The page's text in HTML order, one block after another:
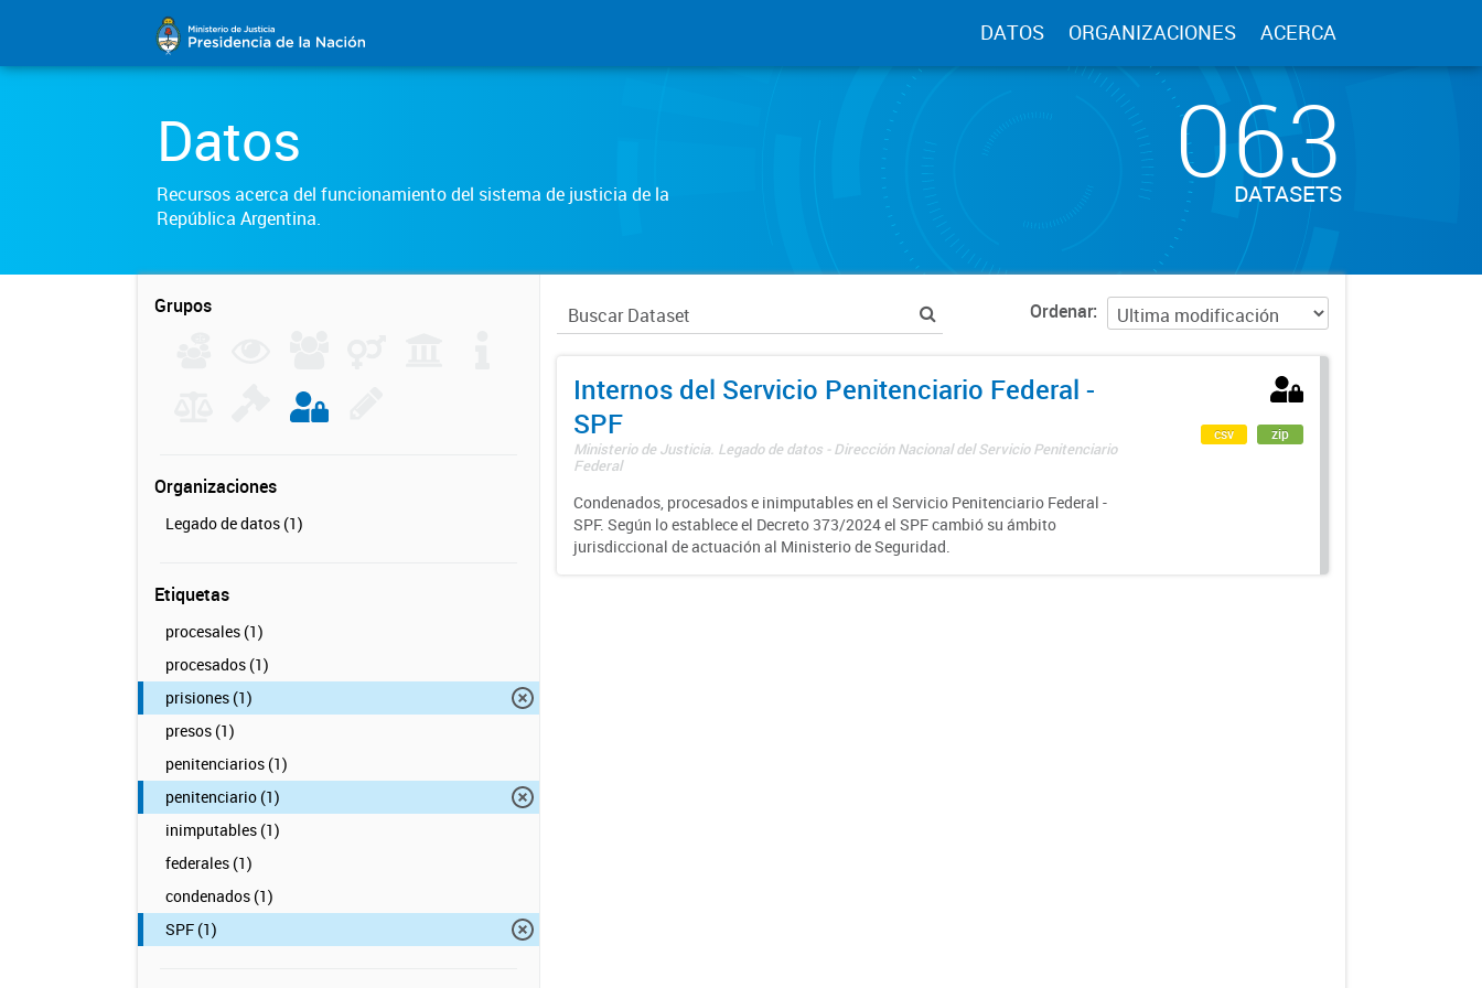
DATOS ORGANIZACIONES ACERCA
Datos
Recursos acerca del funcionamiento del sistema de justicia de la
República Argentina.
063
DATASETS
Grupos
Organizaciones
Legado de datos (1)
Etiquetas
procesales (1)
procesados (1)
prisiones (1)
presos (1)
penitenciarios (1)
penitenciario (1)
inimputables (1)
federales (1)
condenados (1)
SPF (1)
Ordenar
Internos del Servicio Penitenciario Federal -
SPF
Ministerio de Justicia. Legado de datos - Dirección Nacional del Servicio Penitenciario
Federal
Condenados, procesados e inimputables en el Servicio Penitenciario Federal -
SPF. Según lo establece el Decreto 373/2024 el SPF cambió su ámbito
jurisdiccional de actuación al Ministerio de Seguridad.
csv zip